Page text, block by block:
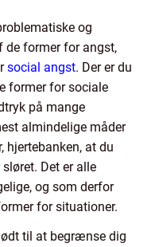
og
de former for angst,
social angst. Der er du
former for sociale
på mange
almindelige måder
hjertebanken, at du
Det er alle
og som derfor
for situationer.
til at begrænse dig